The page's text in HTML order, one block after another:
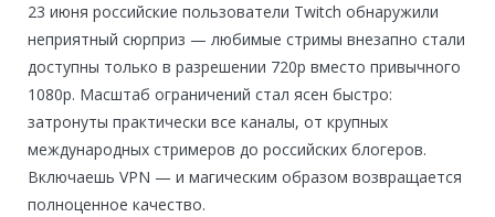
23 июня российские пользователи Twitch обнаружили
неприятный сюрприз — любимые стримы внезапно стали
доступны только в разрешении 720p вместо привычного
1080p. Масштаб ограничений стал ясен быстро:
затронуты практически все каналы, от крупных
международных стримеров до российских блогеров.
Включаешь VPN — и магическим образом возвращается
полноценное качество.